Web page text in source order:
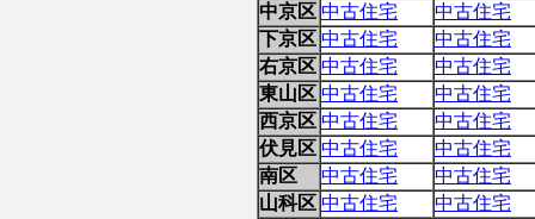
中京区 中古住宅
中古住宅
下京区 中古住宅
中古住宅
右京区 中古住宅
中古住宅
東山区 中古住宅
中古住宅
西京区 中古住宅
中古住宅
伏見区 中古住宅
中古住宅
南区
中古住宅
中古住宅
山科区 中古住宅
中古住宅